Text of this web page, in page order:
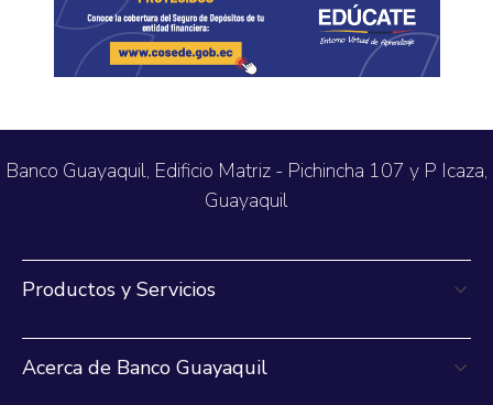
Banco Guayaquil, Edificio Matriz - Pichincha 107 y P Icaza,
Guayaquil
Productos y Servicios
Acerca de Banco Guayaquil